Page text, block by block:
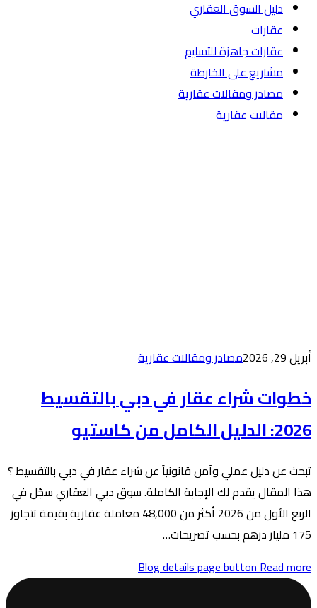
دبي بالتقسيط
عن شراء عقار في دبي بالتقسيط ؟
سوق دبي العقاري سجّل في
الربع الأول من 2026 أكثر من 48,000 معاملة عقارية بقيمة تتجاوز
Blog